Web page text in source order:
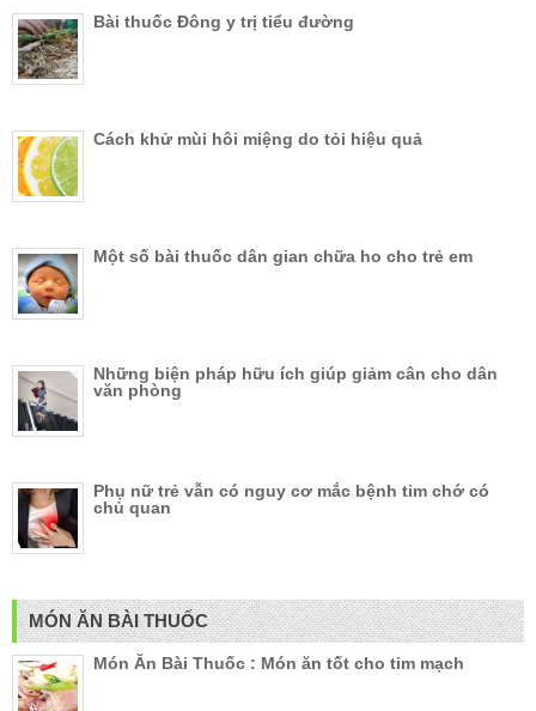
Bài thuốc Đông y trị tiểu đường
Cách khử mùi hôi miệng do tỏi hiệu quả
Một số bài thuốc dân gian chữa ho cho trẻ em
Những biện pháp hữu ích giúp giảm cân cho dân
văn phòng
Phụ nữ trẻ vẫn có nguy cơ mắc bệnh tim chớ có
chủ quan
MÓN ĂN BÀI THUỐC
Món Ăn Bài Thuốc : Món ăn tốt cho tim mạch